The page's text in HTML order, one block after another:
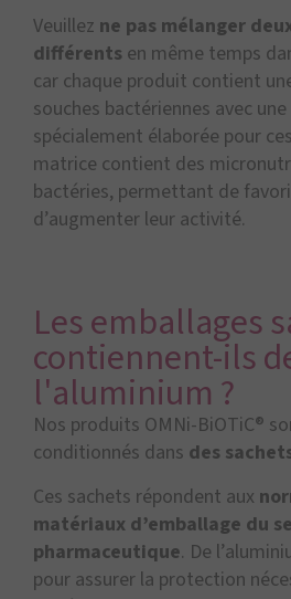
Veuillez ne pas mélanger
différents en même temps
car chaque produit contient
souches bactériennes avec
spécialement élaborée pour
matrice contient des
bactéries, permettant de
d’augmenter leur activité.
Les emballages
contiennent-ils
l'aluminium ?
Nos produits OMNi-BiOTiC®
conditionnés dans des
Ces sachets répondent aux
matériaux d’emballage du
pharmaceutique. De
pour assurer la protection